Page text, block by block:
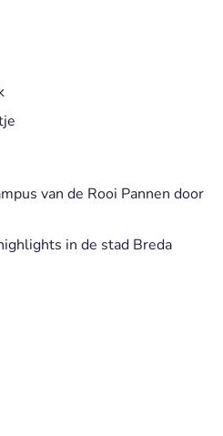
van de Rooi Pannen door
in de stad Breda